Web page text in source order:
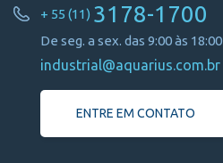
+ 55 (11) 3178-1700
De seg. a sex. das 9:00 às 18:00
industrial@aquarius.com.br
ENTRE EM CONTATO